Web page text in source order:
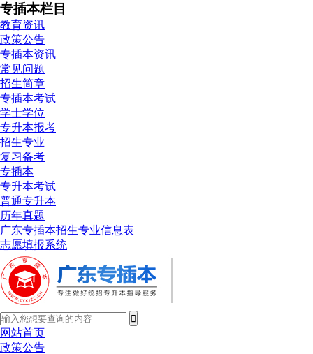
专插本栏目
教育资讯
政策公告
专插本资讯
常见问题
招生简章
专插本考试
学士学位
专升本报考
招生专业
复习备考
专插本
专升本考试
普通专升本
历年真题
广东专插本招生专业信息表
志愿填报系统
网站首页
政策公告